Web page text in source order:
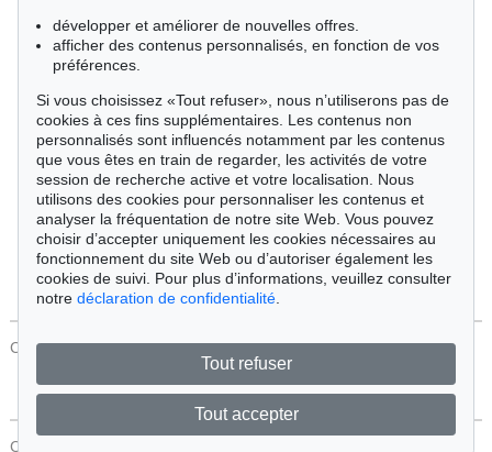
Trier par:
Tous les objets
Offres actuelles
Objets vendus
Chercher
CONTACT Protection Des Données
CONTACT
développer et améliorer de nouvelles offres.
afficher des contenus personnalisés, en fonction de vos
préférences.
Si vous choisissez «Tout refuser», nous n’utiliserons pas de
cookies à ces fins supplémentaires. Les contenus non
personnalisés sont influencés notamment par les contenus
que vous êtes en train de regarder, les activités de votre
session de recherche active et votre localisation. Nous
utilisons des cookies pour personnaliser les contenus et
analyser la fréquentation de notre site Web. Vous pouvez
choisir d’accepter uniquement les cookies nécessaires au
fonctionnement du site Web ou d’autoriser également les
cookies de suivi. Pour plus d’informations, veuillez consulter
notre déclaration de confidentialité
Tout refuser
Tout accepter